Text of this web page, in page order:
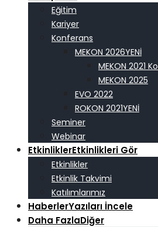
Eğitim
Kariyer
Konferans
MEKON 2026
MEKON 2021
MEKON 2025
EVO 2022
ROKON 2021
Seminer
Webinar
EtkinliklerEtkinlikleri Gör
Etkinlikler
Etkinlik Takvimi
Katılımlarımız
HaberlerYazıları İncele
Daha FazlaDiğer